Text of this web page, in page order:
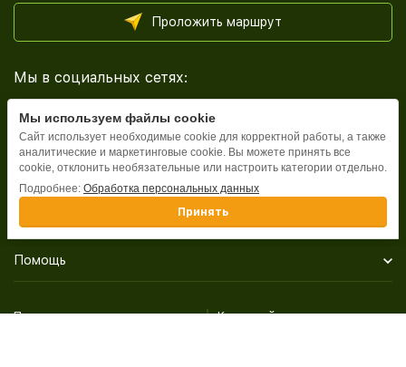
Проложить маршрут
Мы в социальных сетях:
Каталог
Помощь
Политика персональных данных Карта сайта
Мы используем файлы cookie
Сайт использует необходимые cookie для корректной работы, а также
аналитические и маркетинговые cookie. Вы можете принять все
cookie, отклонить необязательные или настроить категории отдельно.
Подробнее: Обработка персональных данных
Принять